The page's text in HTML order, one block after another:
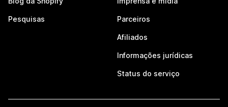
Pesquisas Parceiros
Afiliados
Informações jurídicas
Status do serviço